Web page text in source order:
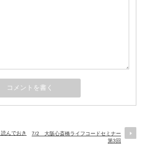
んでおき
7/2 大阪心斎橋ライフコードセミナー
第3回